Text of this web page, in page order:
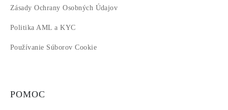
Zásady Ochrany Osobných Údajov
Politika AML a KYC
Používanie Súborov Cookie
POMOC